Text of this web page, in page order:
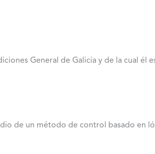
General de Galicia y de la cual él
de un método de control basado en